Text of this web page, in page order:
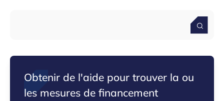
Obtenir de l'aide pour trouver la ou
les mesures de financement